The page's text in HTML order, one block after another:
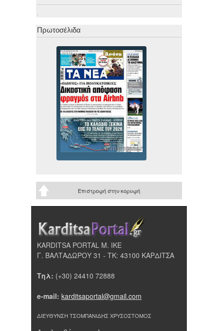
.
Πρωτοσέλιδα
Επιστροφή στην κορυφή
KARDITSA PORTAL Μ. ΙΚΕ
Γ. ΒΑΛΤΑΔΩΡΟΥ 31 - ΤΚ: 43100 ΚΑΡΔΙΤΣΑ
Τηλ: (+30) 24410 72888
e-mail: karditsaportal@gmail.com
ΔΙΕΥΘΥΝΣΗ ΤΣΟΜΠΑΝΙΔΗΣ ΧΡΥΣΟΣΤΟΜΟΣ